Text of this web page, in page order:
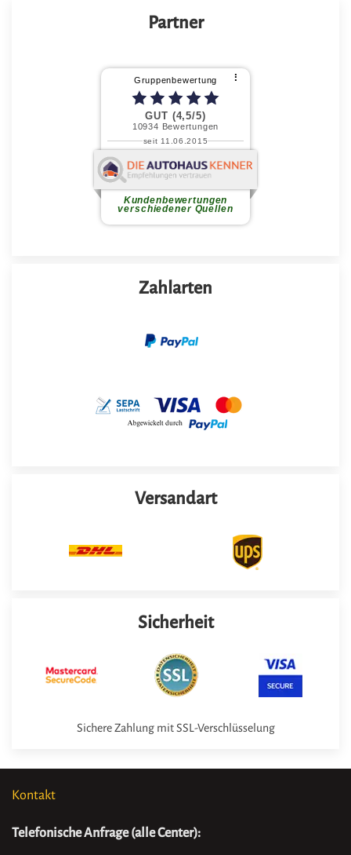
Partner
Zahlarten
Versandart
Sicherheit
Sichere Zahlung mit SSL-Verschlüsselung
Kontakt
Telefonische Anfrage (alle Center):